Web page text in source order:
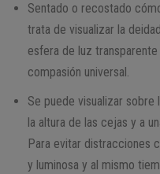
Sentado o recostado
trata de visualizar la
esfera de luz
compasión universal.
Se puede visualizar sobre
la altura de las cejas y a
Para evitar distracciones
y luminosa y al mismo